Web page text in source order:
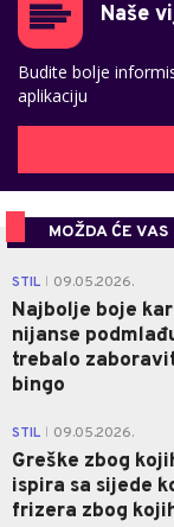
Naše
Budite bolje
aplikaciju
MOŽDA ĆE
STIL 09.05.2026.
Najbolje boje
nijanse
trebalo
bingo
STIL 09.05.2026.
Greške zbog
ispira sa sijede
frizera zbog